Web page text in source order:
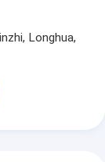
Longhua,